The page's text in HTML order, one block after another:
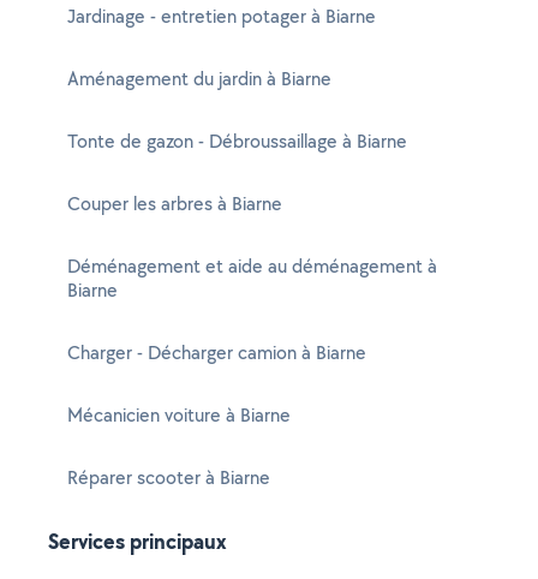
Jardinage - entretien potager à Biarne
Aménagement du jardin à Biarne
Tonte de gazon - Débroussaillage à Biarne
Couper les arbres à Biarne
Déménagement et aide au déménagement à
Biarne
Charger - Décharger camion à Biarne
Mécanicien voiture à Biarne
Réparer scooter à Biarne
Services principaux